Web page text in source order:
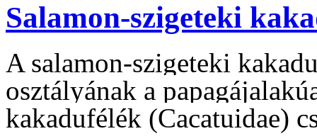
Salamon-szigeteki
A salamon-szigeteki
osztályának a
kakadufélék (Cacatuidae)